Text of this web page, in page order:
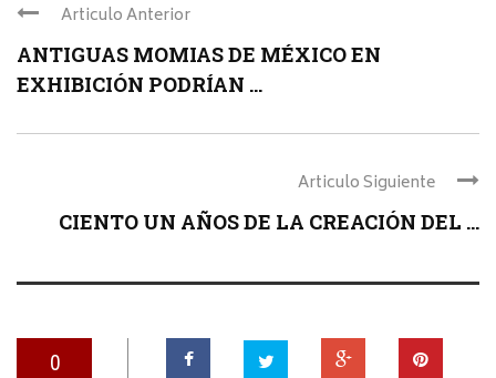
Articulo Anterior
ANTIGUAS MOMIAS DE MÉXICO EN
EXHIBICIÓN PODRÍAN ...
Articulo Siguiente
CIENTO UN AÑOS DE LA CREACIÓN DEL ...
0